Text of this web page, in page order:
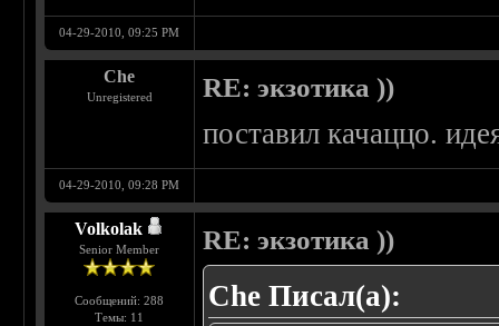
04-29-2010, 09:25 PM
Che
Unregistered RE: экзотика ))
поставил качаццо.
04-29-2010, 09:28 PM
Volkolak
Senior Member
Сообщений: 288
Темы: 11
RE: экзотика ))
Che Писал(а):